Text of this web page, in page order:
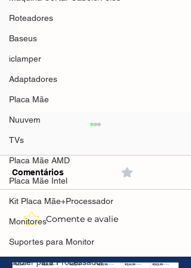
Roteadores
Baseus
iclamper
Adaptadores
Placa Mãe
Nuuvem
TVs
Placa Mãe AMD
Placa Mãe Intel
Kit Placa Mãe+Processador
Monitores
Suportes para Monitor
Cooler para Processador
CUPONS E
Comentários
Comente e avalie